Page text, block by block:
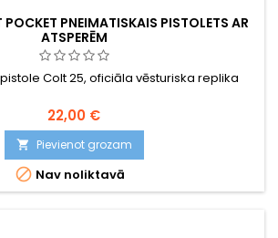
PNEIMATISKAIS PISTOLETS AR
ATSPERĒM
Colt 25, oficiāla vēsturiska replika
22,00 €
 Pievienot grozam
 Nav noliktavā